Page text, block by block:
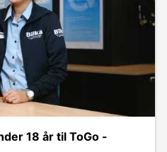
18 år til ToGo -